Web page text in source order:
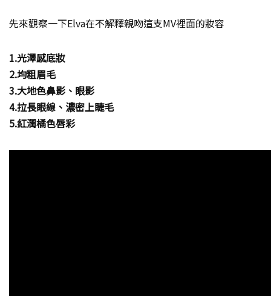
先來觀察一下Elva在不解釋親吻這支MV裡面的妝容
1.光澤感底妝
2.均粗眉毛
3.大地色鼻影、眼影
4.拉長眼線、濃密上睫毛
5.紅潤橘色唇彩